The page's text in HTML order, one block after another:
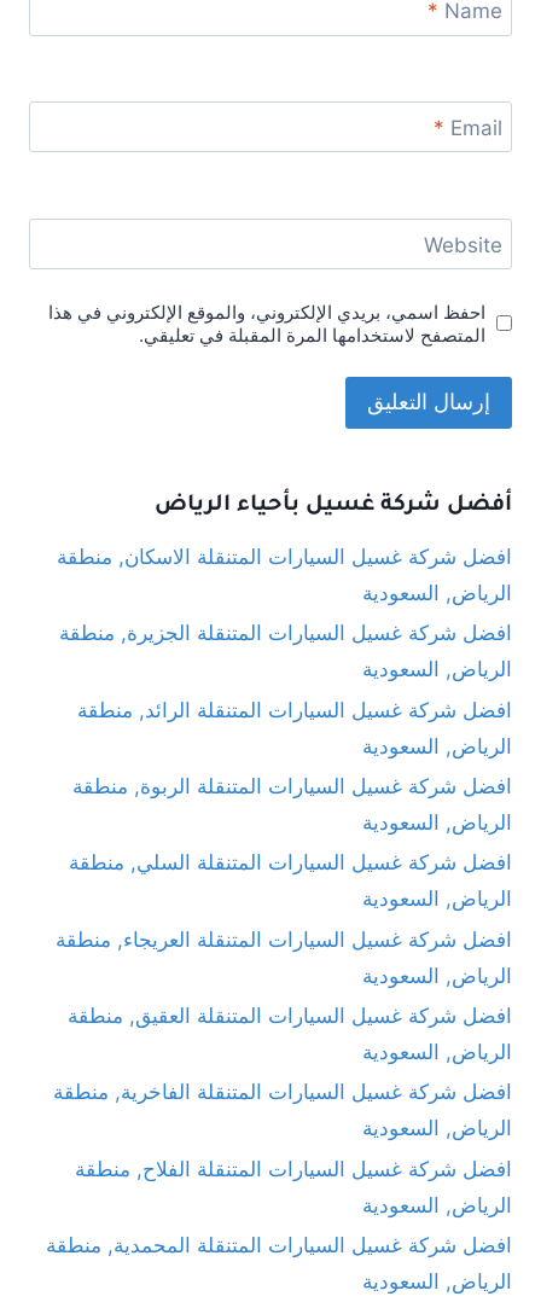
Name
*
Email
*
Website
احفظ اسمي، بريدي الإلكتروني، والموقع الإلكتروني في هذا
المتصفح لاستخدامها المرة المقبلة في تعليقي.
أفضل شركة غسيل بأحياء الرياض
افضل شركة غسيل السيارات المتنقلة الاسكان, منطقة
الرياض, السعودية
افضل شركة غسيل السيارات المتنقلة الجزيرة, منطقة
الرياض, السعودية
افضل شركة غسيل السيارات المتنقلة الرائد, منطقة
الرياض, السعودية
افضل شركة غسيل السيارات المتنقلة الربوة, منطقة
الرياض, السعودية
افضل شركة غسيل السيارات المتنقلة السلي, منطقة
الرياض, السعودية
افضل شركة غسيل السيارات المتنقلة العريجاء, منطقة
الرياض, السعودية
افضل شركة غسيل السيارات المتنقلة العقيق, منطقة
الرياض, السعودية
افضل شركة غسيل السيارات المتنقلة الفاخرية, منطقة
الرياض, السعودية
افضل شركة غسيل السيارات المتنقلة الفلاح, منطقة
الرياض, السعودية
افضل شركة غسيل السيارات المتنقلة المحمدية, منطقة
الرياض, السعودية